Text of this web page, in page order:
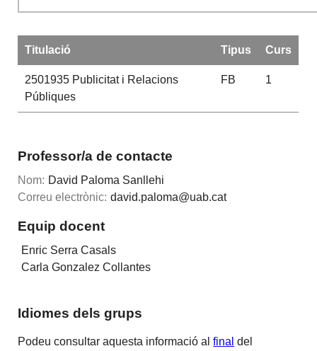
Titulació Tipus Curs
2501935Publicitat i Relacions
Públiques
FB 1
Professor/a de contacte
Nom: David Paloma Sanllehi
Correu electrònic: david.paloma@uab.cat
Equip docent
Enric Serra Casals
Carla Gonzalez Collantes
Idiomes dels grups
Podeu consultar aquesta informació alfinal del